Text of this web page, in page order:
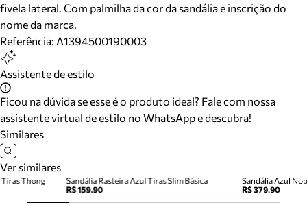
fivela lateral. Com palmilha da cor da sandália e inscrição do
nome da marca.
Referência: A1394500190003
Assistente de estilo
Ficou na dúvida se esse é o produto ideal? Fale com nossa
assistente virtual de estilo no WhatsApp e descubra!
Similares
Ver similares
Sandália Rasteira Azul Tiras Slim Básica
R$ 159,90
R$ 379,90
Tiras Thong